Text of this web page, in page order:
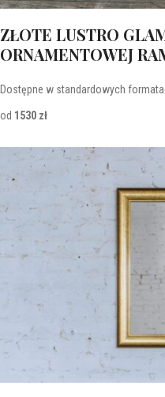
ZŁOTE LUSTRO
ORNAMENTOWEJ
Dostępne w standardowych
od 1530 zł